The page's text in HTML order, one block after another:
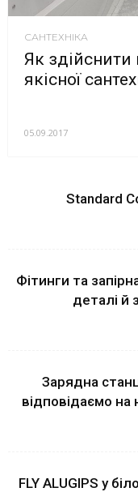
САНТЕХНІКА
Як здійснити
якісної
05.09.2017
Standard
Фітинги та
деталі й
Зарядна
відповідаємо на
FLY ALUGIPS у